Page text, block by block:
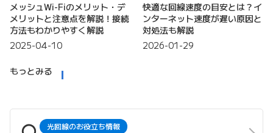
メッシュWi-Fiのメリット・デ
メリットと注意点を解説！接続
方法もわかりやすく解説
2025-04-10
快適な回線速度の目安とは？イ
ンターネット速度が遅い原因と
対処法も解説
2026-01-29
もっとみる
光回線のお役立ち情報